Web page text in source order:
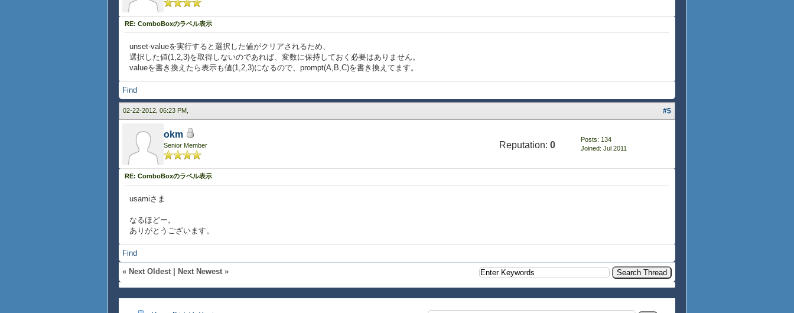
RE: ComboBoxのラベル表示
unset-valueを実行すると選択した値がクリアされるため、
選択した値(1,2,3)を取得しないのであれば、変数に保持しておく必要はありません。
valueを書き換えたら表示も値(1,2,3)になるので、prompt(A,B,C)を書き換えてます。
Find
02-22-2012, 06:23 PM, #5
okm
Senior Member Reputation: 0
Posts: 134
Joined: Jul 2011
RE: ComboBoxのラベル表示
usamiさま
なるほどー。
ありがとうございます。
Find
« Next Oldest Next Newest »